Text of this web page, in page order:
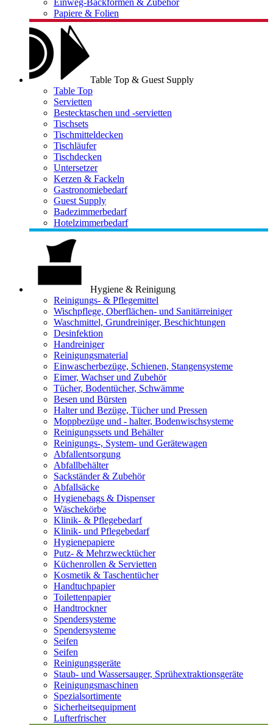
Einweg-Backformen & Zubehör
Papiere & Folien
Table Top & Guest Supply
Table Top
Servietten
Bestecktaschen und -servietten
Tischsets
Tischmitteldecken
Tischläufer
Tischdecken
Untersetzer
Kerzen & Fackeln
Gastronomiebedarf
Guest Supply
Badezimmerbedarf
Hotelzimmerbedarf
Hygiene & Reinigung
Reinigungs- & Pflegemittel
Wischpflege, Oberflächen- und Sanitärreiniger
Waschmittel, Grundreiniger, Beschichtungen
Desinfektion
Handreiniger
Reinigungsmaterial
Einwascherbezüge, Schienen, Stangensysteme
Eimer, Wachser und Zubehör
Tücher, Bodentücher, Schwämme
Besen und Bürsten
Halter und Bezüge, Tücher und Pressen
Moppbezüge und - halter, Bodenwischsysteme
Reinigungssets und Behälter
Reinigungs-, System- und Gerätewagen
Abfallentsorgung
Abfallbehälter
Sackständer & Zubehör
Abfallsäcke
Hygienebags & Dispenser
Wäschekörbe
Klinik- & Pflegebedarf
Klinik- und Pflegebedarf
Hygienepapiere
Putz- & Mehrzwecktücher
Küchenrollen & Servietten
Kosmetik & Taschentücher
Handtuchpapier
Toilettenpapier
Handtrockner
Spendersysteme
Spendersysteme
Seifen
Seifen
Reinigungsgeräte
Staub- und Wassersauger, Sprühextraktionsgeräte
Reinigungsmaschinen
Spezialsortimente
Sicherheitsequipment
Lufterfrischer